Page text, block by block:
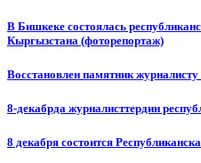
В Бишкеке состоялась
Кыргызстана (фоторепортаж)
Восстановлен памятник
8-декабрда журналисттердин
8 декабря состоится